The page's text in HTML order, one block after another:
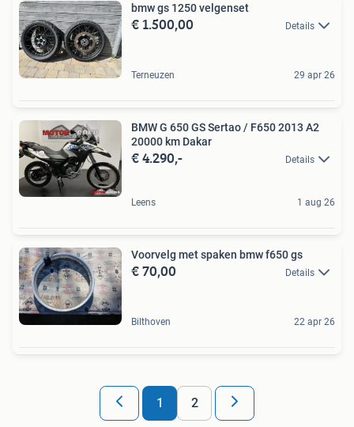
bmw gs 1250 velgenset
€ 1.500,00 Details
Terneuzen 29 apr 26
BMW G 650 GS Sertao / F650 2013 A2
20000 km Dakar
€ 4.290,- Details
Leens 1 aug 26
Voorvelg met spaken bmw f650 gs
€ 70,00 Details
Bilthoven 22 apr 26
1 2